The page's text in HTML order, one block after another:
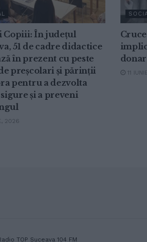
Copiii: În județul
51 de cadre didactice
în prezent cu peste
preșcolari și părinții
pentru a dezvolta
și a preveni
2026
11
TOP Suceava 104 FM